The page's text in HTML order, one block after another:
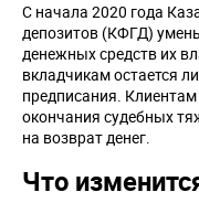
С начала 2020 года
депозитов (КФГД)
денежных средств их
вкладчикам остается
предписания.
окончания судебных
на возврат денег.
Что